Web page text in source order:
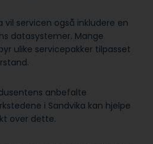
vil servicen også inkludere en
datasystemer. Mange
ulike servicepakker tilpasset
anbefalte
i Sandvika kan hjelpe
over dette.